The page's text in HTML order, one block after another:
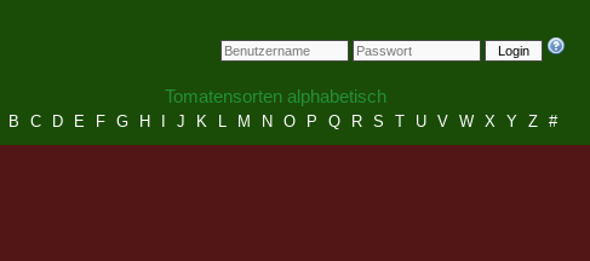
Login
Tomatensorten alphabetisch
B C D E F G H J K L M N O P Q R S T U V W X Y Z #